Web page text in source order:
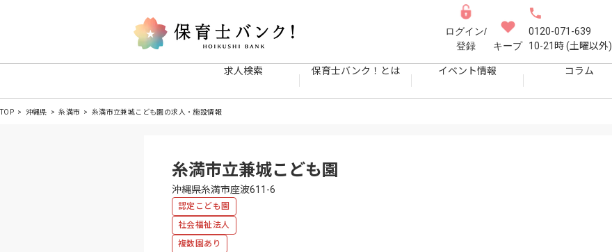
ログイン/
登録
キープ
0120-071-639
10-21時 (土曜以外)
求人検索 保育士バンク！とは イベント情報 コラム
TOP 沖縄県 糸満市 糸満市立兼城こども園の求人・施設情報
糸満市立兼城こども園
沖縄県糸満市座波611-6
認定こども園
社会福祉法人
複数園あり